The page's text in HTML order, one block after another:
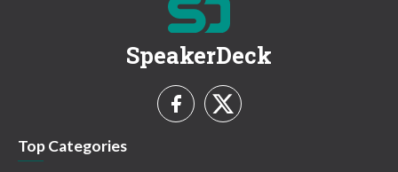
SpeakerDeck
Top Categories